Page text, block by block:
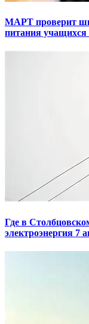
МАРТ проверит
питания учащихся
Где в
электроэнергия 7